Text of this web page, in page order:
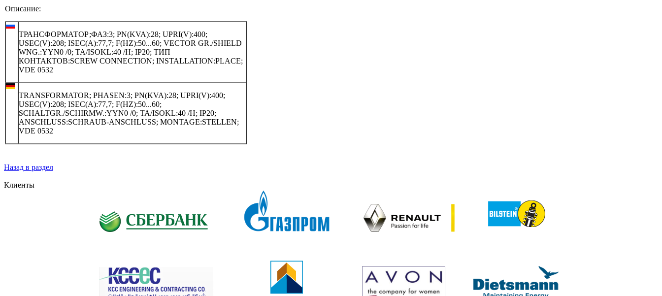
Описание:
ТРАНСФОРМАТОР;ФАЗ:3; PN(KVA):28; UPRI(V):400;
USEC(V):208; ISEC(A):77,7; F(HZ):50...60; VECTOR GR./SHIELD
WNG.:YYN0 /0; TA/ISOKL:40 /H; IP20; ТИП
КОНТАКТОВ:SCREW CONNECTION; INSTALLATION:PLACE;
VDE 0532
TRANSFORMATOR; PHASEN:3; PN(KVA):28; UPRI(V):400;
USEC(V):208; ISEC(A):77,7; F(HZ):50...60;
SCHALTGR./SCHIRMW.:YYN0 /0; TA/ISOKL:40 /H; IP20;
ANSCHLUSS:SCHRAUB-ANSCHLUSS; MONTAGE:STELLEN;
VDE 0532
Назад в раздел
Клиенты